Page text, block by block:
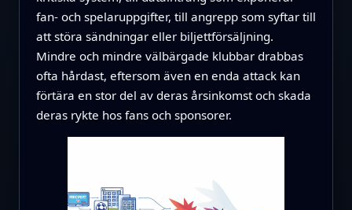
fan- och spelaruppgifter, till angrepp som syftar till
att störa sändningar eller biljettförsäljning.
Mindre och mindre välbärgade klubbar drabbas
ofta hårdast, eftersom även en enda attack kan
förtära en stor del av deras årsinkomst och skada
deras rykte hos fans och sponsorer.